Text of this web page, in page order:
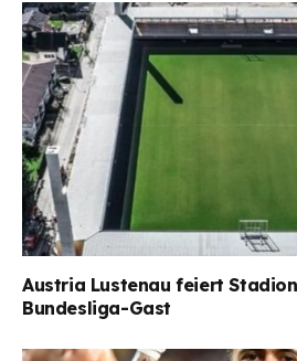
Austria Lustenau feiert
Bundesliga-Gast